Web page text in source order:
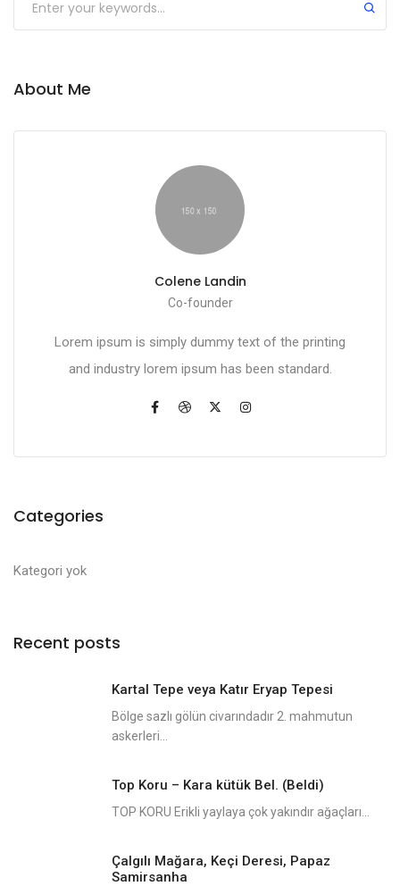
About Me
Colene Landin
Co-founder
Lorem ipsum is simply dummy text of the printing
and industry lorem ipsum has been standard.
Categories
Kategori yok
Recent posts
Kartal Tepe veya Katır Eryap Tepesi
Bölge sazlı gölün civarındadır 2. mahmutun
askerleri...
Top Koru – Kara kütük Bel. (Beldi)
TOP KORU Erikli yaylaya çok yakındır ağaçları...
Çalgılı Mağara, Keçi Deresi, Papaz
Samirsanha